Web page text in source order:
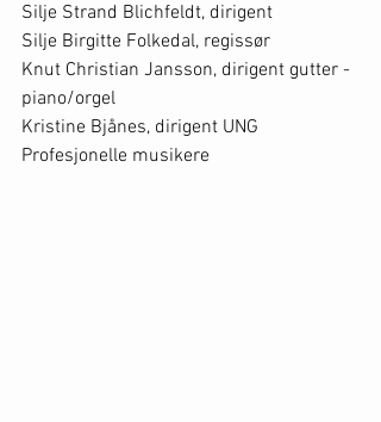
Silje Strand Blichfeldt, dirigent
Silje Birgitte Folkedal, regissør
Knut Christian Jansson, dirigent gutter -
piano/orgel
Kristine Bjånes, dirigent UNG
Profesjonelle musikere